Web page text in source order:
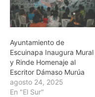
Ayuntamiento de
Escuinapa Inaugura Mural
y Rinde Homenaje al
Escritor Dámaso Murúa
agosto 24, 2025
En "El Sur"